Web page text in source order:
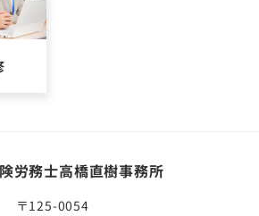
労務士高橋直樹事務所
〒125-0054